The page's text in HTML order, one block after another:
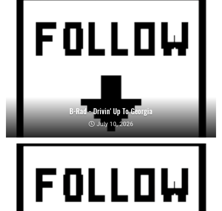
B-Rad - Drivin' Up To Georgia
July 10, 2026